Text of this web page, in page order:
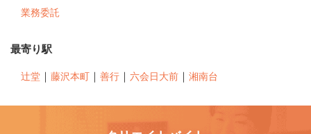
業務委託
最寄り駅
辻堂 ｜ 藤沢本町 ｜ 善行 ｜ 六会日大前 ｜ 湘南台